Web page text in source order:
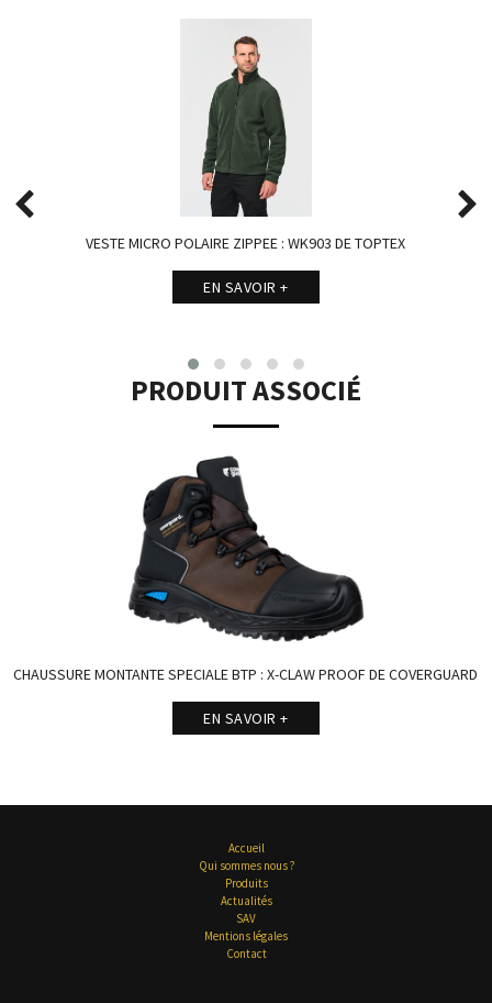
VESTE MICRO POLAIRE ZIPPEE : WK903 DE TOPTEX
EN SAVOIR +
PRODUIT ASSOCIÉ
CHAUSSURE MONTANTE SPECIALE BTP : X-CLAW PROOF DE COVERGUARD
EN SAVOIR +
Accueil
Qui sommes nous ?
Produits
Actualités
SAV
Mentions légales
Contact